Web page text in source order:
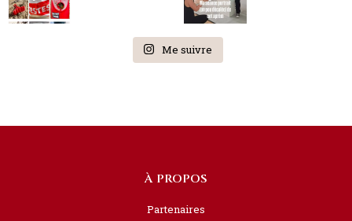
Me suivre
À PROPOS
Partenaires